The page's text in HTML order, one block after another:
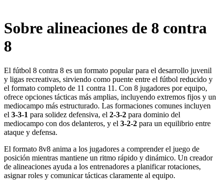
Sobre alineaciones de 8 contra
8
El fútbol 8 contra 8 es un formato popular para el desarrollo juvenil
y ligas recreativas, sirviendo como puente entre el fútbol reducido y
el formato completo de 11 contra 11. Con 8 jugadores por equipo,
ofrece opciones tácticas más amplias, incluyendo extremos fijos y un
mediocampo más estructurado. Las formaciones comunes incluyen
el 3-3-1 para solidez defensiva, el 2-3-2 para dominio del
mediocampo con dos delanteros, y el 3-2-2 para un equilibrio entre
ataque y defensa.
El formato 8v8 anima a los jugadores a comprender el juego de
posición mientras mantiene un ritmo rápido y dinámico. Un creador
de alineaciones ayuda a los entrenadores a planificar rotaciones,
asignar roles y comunicar tácticas claramente al equipo.